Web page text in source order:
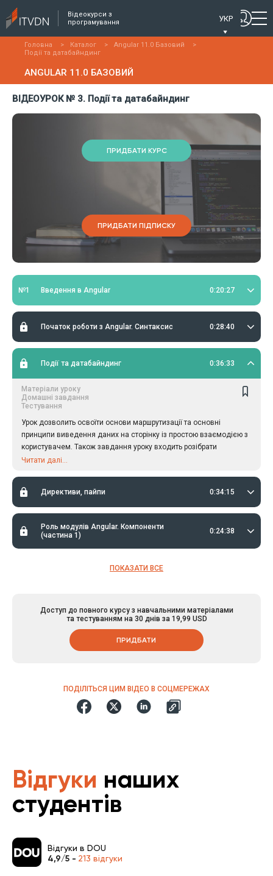
Відеокурси з
програмування
УКР
Головна > Каталог > Angular 11.0 Базовий
>
Події та датабайндинг
ANGULAR 11.0 БАЗОВИЙ
ВІДЕОУРОК № 3. Події та датабайндинг
ПРИДБАТИ КУРС
ПРИДБАТИ ПІДПИСКУ
№1 Введення в Angular 0:20:27
Початок роботи з Angular. Синтаксис 0:28:40
Події та датабайндинг 0:36:33
Матеріали уроку
Домашні завдання
Тестування
Урок дозволить освоїти основи маршрутизації та основні
принципи виведення даних на сторінку із простою взаємодією з
користувачем. Також завдання уроку входить розібрати
синтаксис записів і технічну різницю між ними у використанні.
Читати далі...
Директиви, пайпи 0:34:15
Роль модулів Angular. Компоненти
(частина 1)
0:24:38
ПОКАЗАТИ ВСЕ
ПОДІЛІТЬСЯ ЦИМ ВІДЕО В СОЦМЕРЕЖАХ
Доступ до повного курсу з навчальними матеріалами
та тестуванням на 30 днів за 19,99 USD
ПРИДБАТИ
Відгуки наших
студентів
Відгуки в DOU
4,9/5 - 213 відгуки